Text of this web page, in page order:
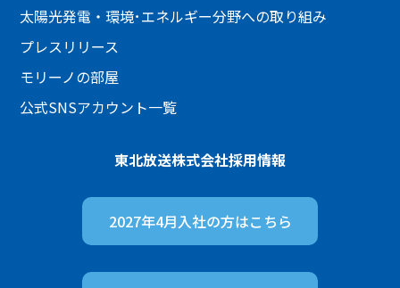
太陽光発電・環境･エネルギー分野への取り組み
プレスリリース
モリーノの部屋
公式SNSアカウント一覧
東北放送株式会社採用情報
2027年4月入社の方はこちら